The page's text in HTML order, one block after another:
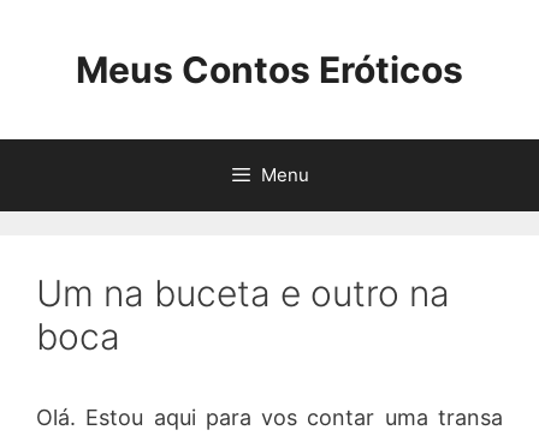
Meus Contos Eróticos
Menu
Um na buceta e outro na
boca
Olá. Estou aqui para vos contar uma transa